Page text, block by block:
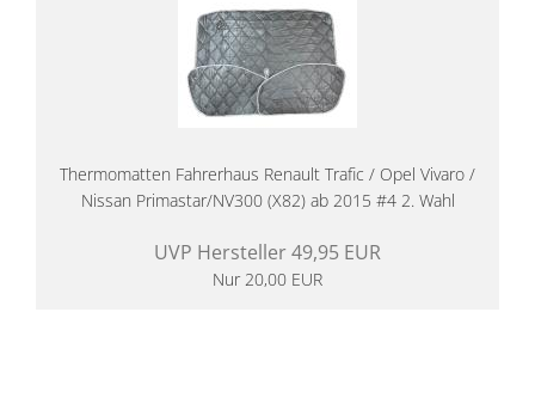
Thermomatten Fahrerhaus Renault Trafic / Opel Vivaro /
Nissan Primastar/NV300 (X82) ab 2015 #4 2. Wahl
UVP Hersteller 49,95 EUR
Nur 20,00 EUR